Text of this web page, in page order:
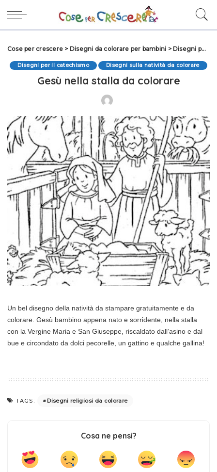
Cose per crescere > Disegni da colorare per bambini > Disegni per il catechismo
Disegni per il catechismo Disegni sulla natività da colorare
Gesù nella stalla da colorare
Un bel disegno della natività da stampare gratuitamente e da
colorare. Gesù bambino appena nato e sorridente, nella stalla
con la Vergine Maria e San Giuseppe, riscaldato dall’asino e dal
bue e circondato da dolci pecorelle, un gattino e qualche gallina!
TAGS: Disegni religiosi da colorare
Cosa ne pensi?